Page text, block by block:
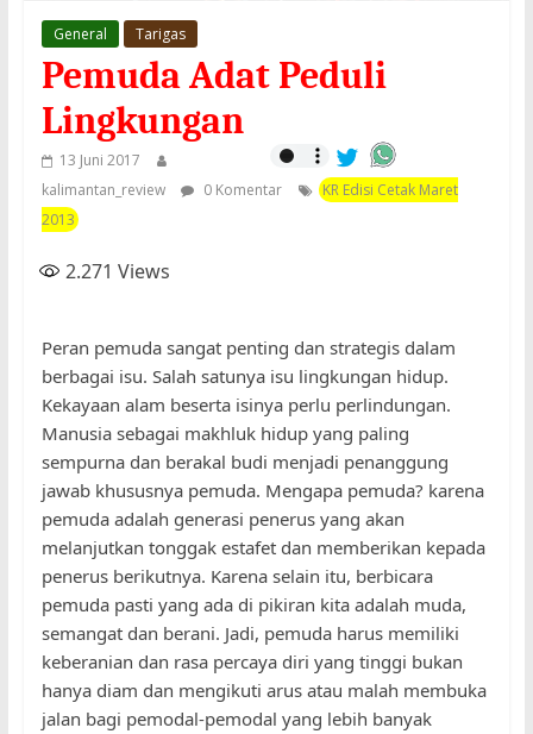
General Tarigas
Pemuda Adat Peduli
Lingkungan
13 Juni 2017
kalimantan_review
0 Komentar
KR Edisi Cetak Maret
2013
2.271 Views
Peran pemuda sangat penting dan strategis dalam
berbagai isu. Salah satunya isu lingkungan hidup.
Kekayaan alam beserta isinya perlu perlindungan.
Manusia sebagai makhluk hidup yang paling
sempurna dan berakal budi menjadi penanggung
jawab khususnya pemuda. Mengapa pemuda? karena
pemuda adalah generasi penerus yang akan
melanjutkan tonggak estafet dan memberikan kepada
penerus berikutnya. Karena selain itu, berbicara
pemuda pasti yang ada di pikiran kita adalah muda,
semangat dan berani. Jadi, pemuda harus memiliki
keberanian dan rasa percaya diri yang tinggi bukan
hanya diam dan mengikuti arus atau malah membuka
jalan bagi pemodal-pemodal yang lebih banyak